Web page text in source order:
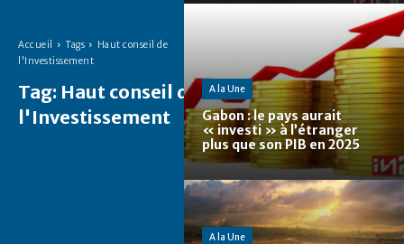
Accueil Tags
Haut conseil de
l'Investissement
Tag: Haut conseil de
l'Investissement
A la Une
Gabon : le pays aurait
« investi » à l’étranger
plus que son PIB en 2025
A la Une